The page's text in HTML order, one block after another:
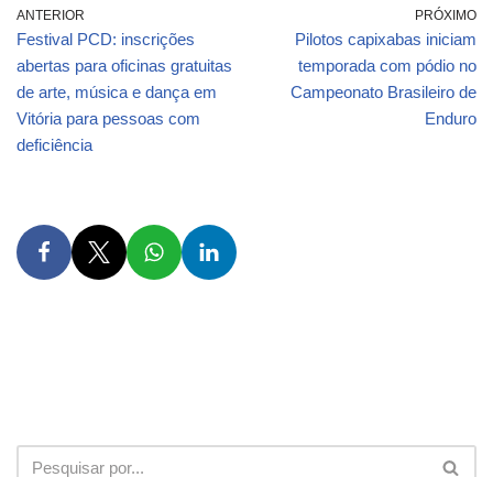
ANTERIOR
Festival PCD: inscrições
abertas para oficinas gratuitas
de arte, música e dança em
Vitória para pessoas com
deficiência
PRÓXIMO
Pilotos capixabas iniciam
temporada com pódio no
Campeonato Brasileiro de
Enduro